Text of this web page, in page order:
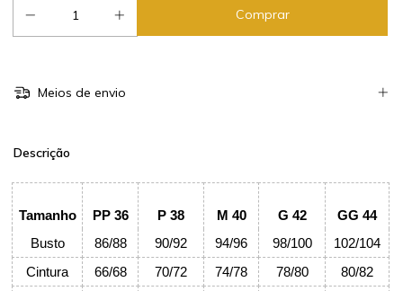
Meios de envio
Descrição
Tamanho PP 36 P 38 M 40 G 42
GG 44
Busto
86/88 90/92 94/96 98/100
102/104
Cintura
66/68 70/72 74/78 78/80
80/82